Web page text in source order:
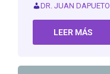
DR. JUAN DAPUETO
LEER MÁS